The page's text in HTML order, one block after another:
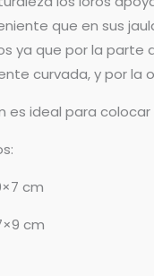
3,95
5,95 €
que en sus
ya que por la parte
curvada, y por la
es ideal para
cm
cm